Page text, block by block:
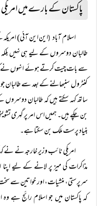
پاکستان کے بارے میں
اسلام آباد(این این آئی)
طالبان دوسروں کے لیے ہی نہیں
سے بات چیت کرتے ہوئے انہوں نے
کنٹرول سنبھالنے کے بعد سے
ساتھ کہہ سکتے ہیں کہ طالبان
بن چکے ہیں۔ ہمیں اس امر پر گہری
بنیاد پرست ملک بن سکتا ہے۔
امریکی نائب وزیر خارجہ نے نے
مذاکرات کی میز پر لانے کے لیے
سرپرستی، منشیات، اور خواتین سے
کہ پاکستان میں جو اسلام رائج ہے